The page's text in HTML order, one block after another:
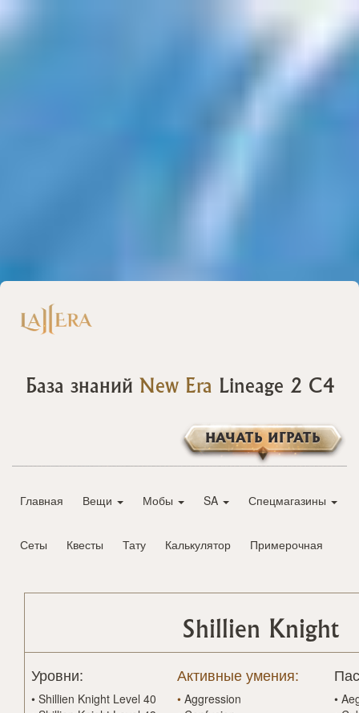
База знаний New Era Lineage 2 C4
НАЧАТЬ ИГРАТЬ
Главная Вещи Мобы SA Спецмагазины
Сеты Квесты Тату Калькулятор Примерочная
Shillien Knight
Уровни:
• Shillien Knight Level 40
Активные умения:
• Aggression
•